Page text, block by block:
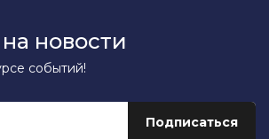
новости
событий!